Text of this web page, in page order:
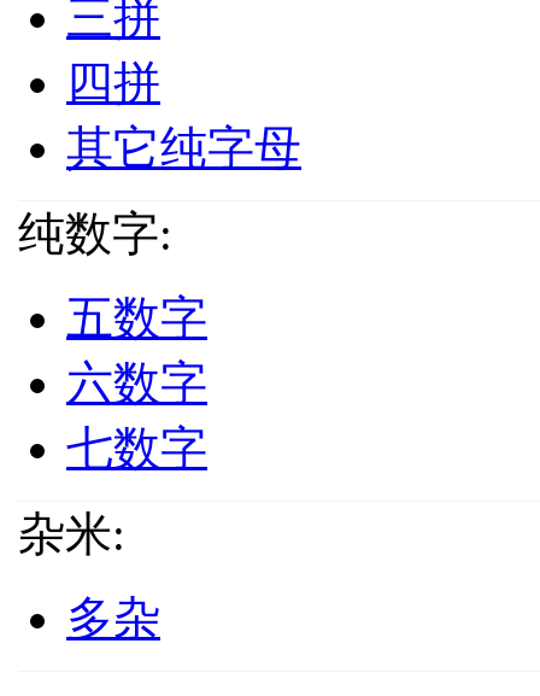
三拼
四拼
其它纯字母
纯数字:
五数字
六数字
七数字
杂米:
多杂